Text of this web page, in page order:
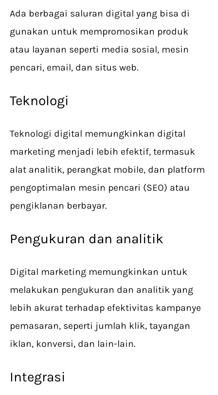
Ada berbagai saluran digital yang bisa di
gunakan untuk mempromosikan produk
atau layanan seperti media sosial, mesin
pencari, email, dan situs web.
Teknologi
Teknologi digital memungkinkan digital
marketing menjadi lebih efektif, termasuk
alat analitik, perangkat mobile, dan platform
pengoptimalan mesin pencari (SEO) atau
pengiklanan berbayar.
Pengukuran dan analitik
Digital marketing memungkinkan untuk
melakukan pengukuran dan analitik yang
lebih akurat terhadap efektivitas kampanye
pemasaran, seperti jumlah klik, tayangan
iklan, konversi, dan lain-lain.
Integrasi